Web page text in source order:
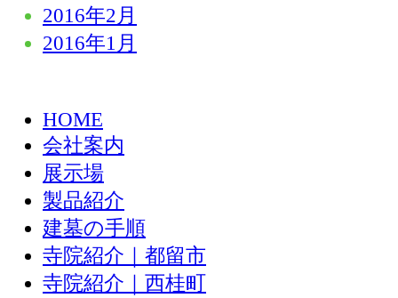
2016年2月
2016年1月
HOME
会社案内
展示場
製品紹介
建墓の手順
寺院紹介｜都留市
寺院紹介｜西桂町